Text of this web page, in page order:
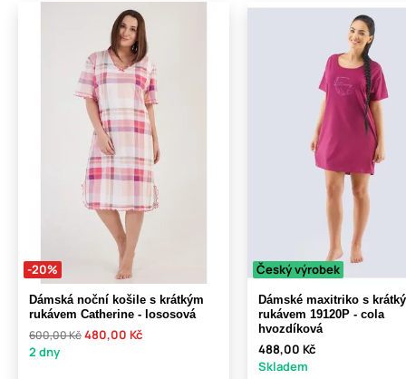
-20%
Dámská noční košile s krátkým
rukávem Catherine - lososová
600,00 Kč480,00 Kč
2 dny
Český výrobek
Dámské maxitriko s
rukávem 19120P - cola
hvozdíková
488,00 Kč
Skladem